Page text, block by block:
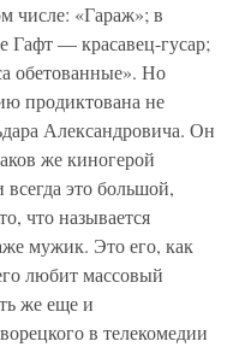
числе: «Гараж»; в
Гафт — красавец-гусар;
обетованные». Но
продиктована не
Александровича. Он
же киногерой
это большой,
что называется
мужик. Это его, как
любит массовый
же еще и
в телекомедии